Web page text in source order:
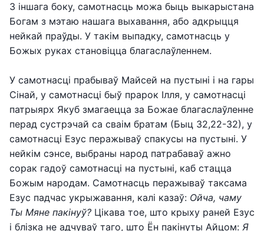
З іншага боку, самотнасць можа быць выкарыстана
Богам з мэтаю нашага выхавання, або адкрыцця
нейкай праўды. У такім выпадку, самотнасць у
Божых руках становіцца благаслаўленнем.
У самотнасці прабываў Майсей на пустыні і на гары
Сінай, у самотнасці быў прарок Ілля, у самотнасці
патрыярх Якуб змагаецца за Божае благаслаўленне
перад сустрэчай са сваім братам (Быц 32,22-32), у
самотнасці Езус перажываў спакусы на пустыні. У
нейкім сэнсе, выбраны народ патрабаваў ажно
сорак гадоў самотнасці на пустыні, каб стацца
Божым народам. Самотнасць перажываў таксама
Езус падчас укрыжавання, калі казаў: Ойча, чаму
Ты Мяне пакінуў? Цікава тое, што крыху раней Езус
і блізка не адчуваў таго, што Ён пакінуты Айцом: Я